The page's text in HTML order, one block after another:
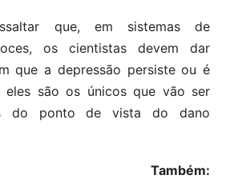
que, em sistemas de
os cientistas devem dar
que a depressão persiste ou é
eles são os únicos que vão ser
do ponto de vista do dano